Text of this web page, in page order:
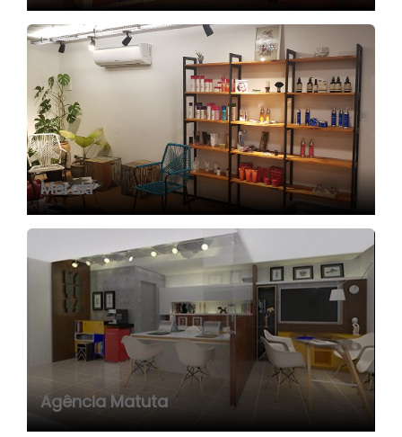
Meraki
Agência Matuta